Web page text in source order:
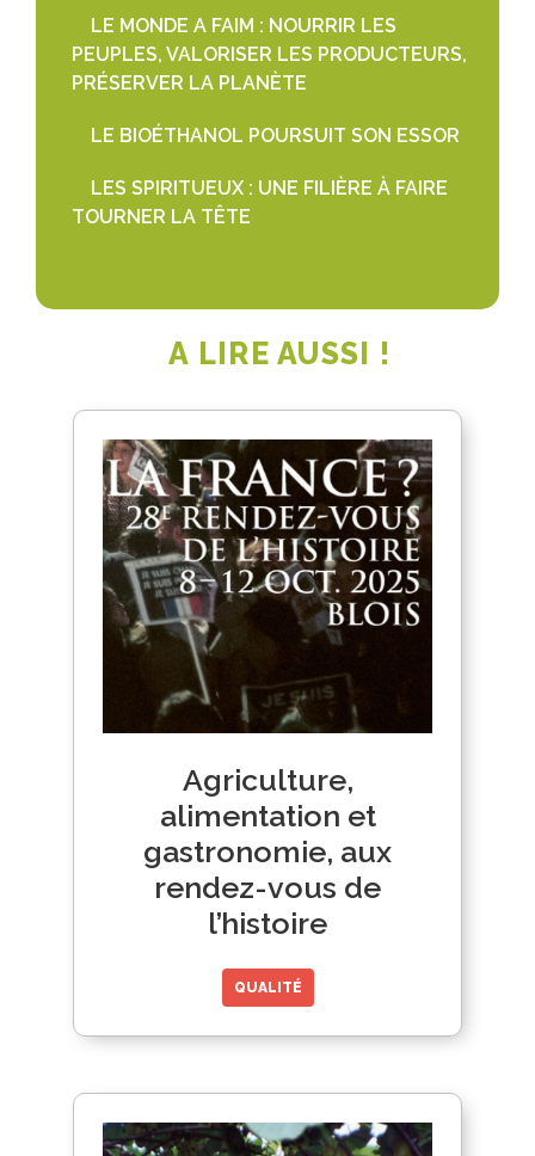
LE MONDE A FAIM : NOURRIR LES
PEUPLES, VALORISER LES PRODUCTEURS,
PRÉSERVER LA PLANÈTE
LE BIOÉTHANOL POURSUIT SON ESSOR
LES SPIRITUEUX : UNE FILIÈRE À FAIRE
TOURNER LA TÊTE
A LIRE AUSSI !
Agriculture,
alimentation et
gastronomie, aux
rendez-vous de
l’histoire
QUALITÉ